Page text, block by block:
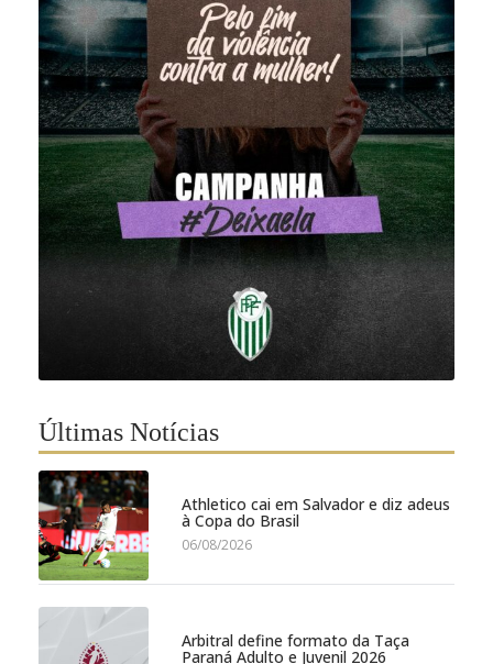
Últimas Notícias
Athletico cai em Salvador e diz adeus
à Copa do Brasil
06/08/2026
Arbitral define formato da Taça
Paraná Adulto e Juvenil 2026